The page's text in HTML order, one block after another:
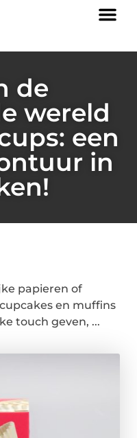
de
wereld
een
in
papieren of
en muffins
touch geven, ...